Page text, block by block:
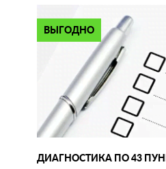
ВЫГОДНО
ДИАГНОСТИКА ПО 43